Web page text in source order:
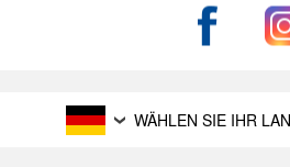
WÄHLEN SIE IHR